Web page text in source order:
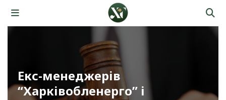
Екс-менеджерів
“Харківобленерго” і